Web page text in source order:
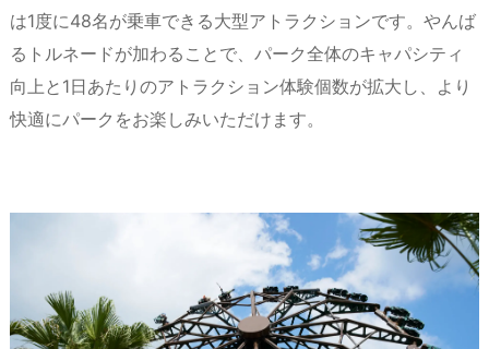
は1度に48名が乗車できる大型アトラクションです。やんば
るトルネードが加わることで、パーク全体のキャパシティ
向上と1日あたりのアトラクション体験個数が拡大し、より
快適にパークをお楽しみいただけます。